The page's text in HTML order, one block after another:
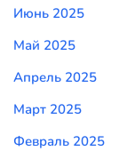
Июнь 2025
Май 2025
Апрель 2025
Март 2025
Февраль 2025